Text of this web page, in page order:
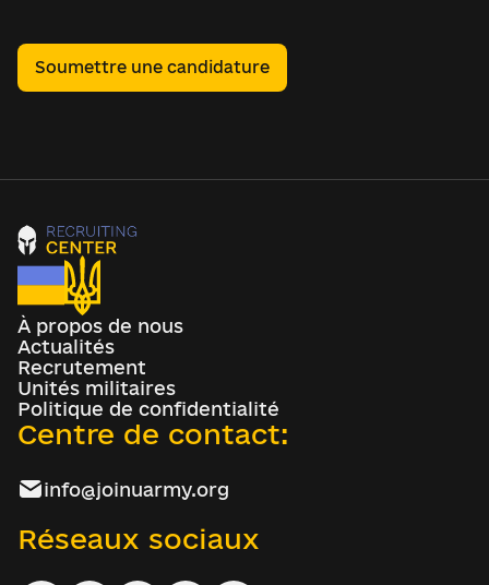
Soumettre une candidature
À propos de nous
Actualités
Recrutement
Unités militaires
Politique de confidentialité
Centre de contact:
info@joinuarmy.org
Réseaux sociaux